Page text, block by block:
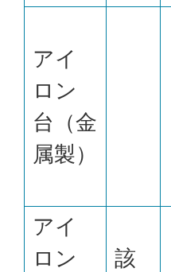
アイ
ロン
台（金
属製）
アイ
ロン
該